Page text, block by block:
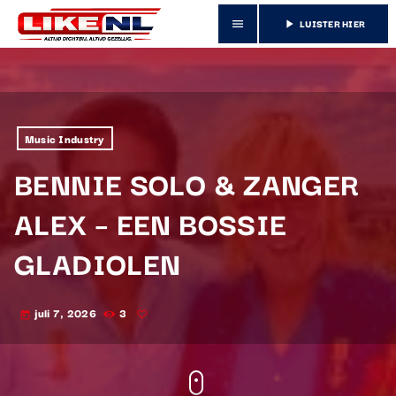
menu play_arrow LUISTER HIER
Music Industry
BENNIE SOLO & ZANGER
ALEX – EEN BOSSIE
GLADIOLEN
today juli 7, 2026 3